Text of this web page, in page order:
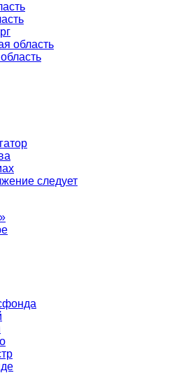
область
следует